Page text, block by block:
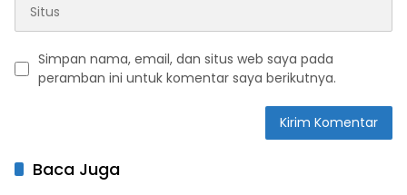
Simpan nama, email, dan situs web saya pada
peramban ini untuk komentar saya berikutnya.
Baca Juga